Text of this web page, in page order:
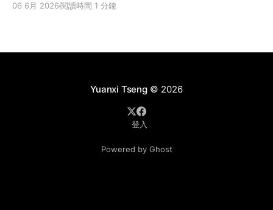
06 6月 2026閱讀時間 1 分鐘
Yuanxi Tseng© 2026
登入
Powered by Ghost